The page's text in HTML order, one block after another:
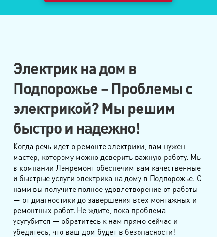
Электрик на дом в
Подпорожье – Проблемы с
электрикой? Мы решим
быстро и надежно!
Когда речь идет о ремонте электрики, вам нужен
мастер, которому можно доверить важную работу. Мы
в компании Ленремонт обеспечим вам качественные
и быстрые услуги электрика на дому в Подпорожье. С
нами вы получите полное удовлетворение от работы
— от диагностики до завершения всех монтажных и
ремонтных работ. Не ждите, пока проблема
усугубится — обратитесь к нам прямо сейчас и
убедитесь, что ваш дом будет в безопасности!